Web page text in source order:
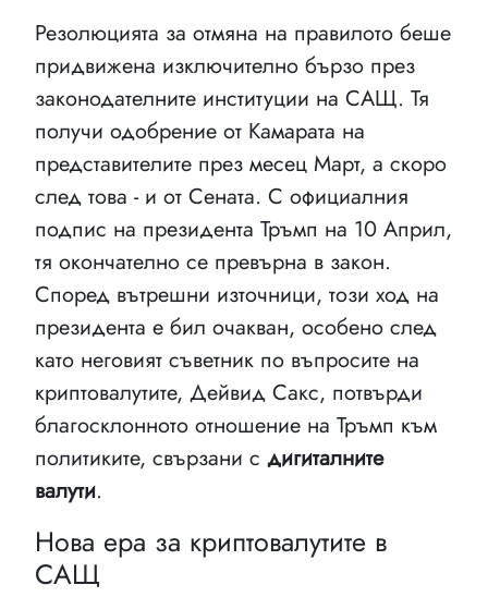
Резолюцията за отмяна на правилото беше
придвижена изключително бързо през
законодателните институции на САЩ. Тя
получи одобрение от Камарата на
представителите през месец Март, а скоро
след това - и от Сената. С официалния
подпис на президента Тръмп на 10 Април,
тя окончателно се превърна в закон.
Според вътрешни източници, този ход на
президента е бил очакван, особено след
като неговият съветник по въпросите на
криптовалутите, Дейвид Сакс, потвърди
благосклонното отношение на Тръмп към
политиките, свързани с дигиталните
валути.
Нова ера за криптовалутите в
САЩ